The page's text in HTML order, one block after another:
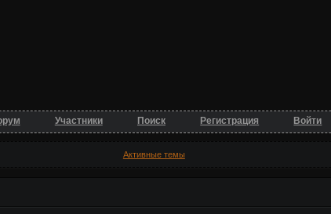
Участники Поиск Регистрация Войти
Активные темы